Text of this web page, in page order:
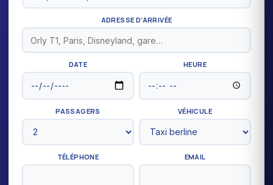
ADRESSE D'ARRIVÉE
DATE HEURE
PASSAGERS VÉHICULE
TÉLÉPHONE EMAIL